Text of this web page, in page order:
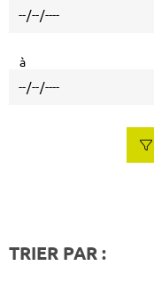
à
TRIER PAR :